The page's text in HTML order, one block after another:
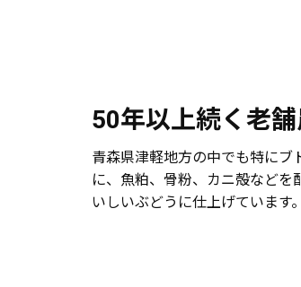
50年以上続く老
青森県津軽地方の中でも特にブ
に、魚粕、骨粉、カニ殻など
いしいぶどうに仕上げています。